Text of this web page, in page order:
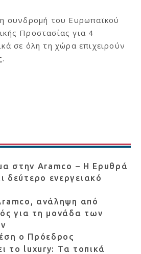
συνδρομή του Ευρωπαϊκού
Προστασίας για 4
σε όλη τη χώρα επιχειρούν
στην Aramco – Η Ερυθρά
δεύτερο ενεργειακό
ανάληψη από
για τη μονάδα των
ο Πρόεδρος
το luxury: Τα τοπικά